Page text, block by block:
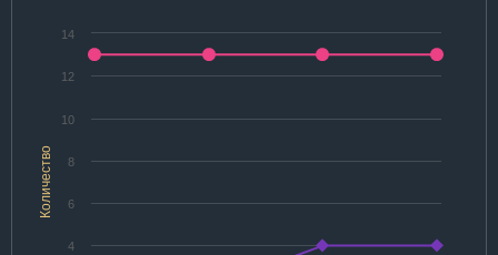
Количество
4
6
8
10
12
14